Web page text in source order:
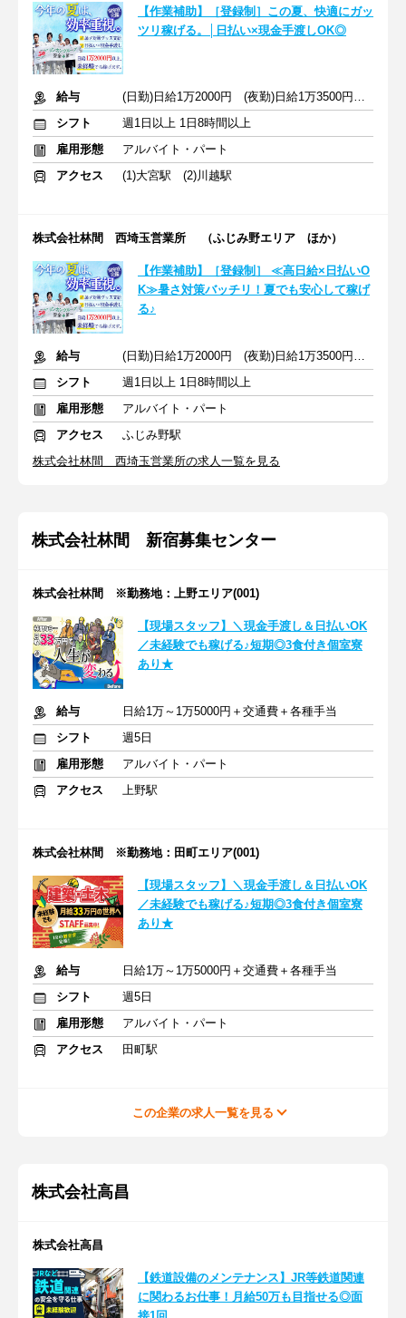
【作業補助】［登録制］この夏、快適にガッ
ツリ稼げる。│日払い×現金手渡しOK◎
給与
(日勤)日給1万2000円 (夜勤)日給1万3500円 ※交通費支給
シフト
週1日以上 1日8時間以上
雇用形態
アルバイト・パート
アクセス
(1)大宮駅 (2)川越駅
株式会社林間 西埼玉営業所 （ふじみ野エリア ほか）
【作業補助】［登録制］ ≪高日給×日払いO
K≫暑さ対策バッチリ！夏でも安心して稼げ
る♪
給与
(日勤)日給1万2000円 (夜勤)日給1万3500円 ※交通費支給
シフト
週1日以上 1日8時間以上
雇用形態
アルバイト・パート
アクセス
ふじみ野駅
株式会社林間 西埼玉営業所の求人一覧を見る
株式会社林間 新宿募集センター
株式会社林間 ※勤務地：上野エリア(001)
【現場スタッフ】＼現金手渡し＆日払いOK
／未経験でも稼げる♪短期◎3食付き個室寮
あり★
給与
日給1万～1万5000円＋交通費＋各種手当
シフト
週5日
雇用形態
アルバイト・パート
アクセス
上野駅
株式会社林間 ※勤務地：田町エリア(001)
【現場スタッフ】＼現金手渡し＆日払いOK
／未経験でも稼げる♪短期◎3食付き個室寮
あり★
給与
日給1万～1万5000円＋交通費＋各種手当
シフト
週5日
雇用形態
アルバイト・パート
アクセス
田町駅
この企業の求人一覧を見る
株式会社高昌
株式会社高昌
【鉄道設備のメンテナンス】JR等鉄道関連
に関わるお仕事！月給50万も目指せる◎面